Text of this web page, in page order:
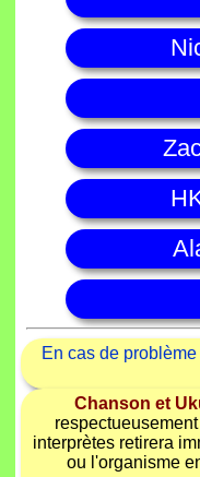
En cas de
Chanson et
interprètes retirera
ou l'organisme